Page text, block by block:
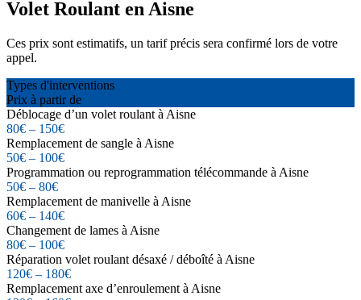
Volet Roulant en Aisne
Ces prix sont estimatifs, un tarif précis sera confirmé lors de votre
appel.
Types d'interventions
Prix à partir de
Déblocage d’un volet roulant à Aisne
80€ – 150€
Remplacement de sangle à Aisne
50€ – 100€
Programmation ou reprogrammation télécommande à Aisne
50€ – 80€
Remplacement de manivelle à Aisne
60€ – 140€
Changement de lames à Aisne
80€ – 100€
Réparation volet roulant désaxé / déboîté à Aisne
120€ – 180€
Remplacement axe d’enroulement à Aisne